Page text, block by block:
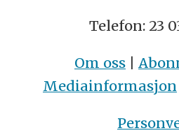
Telefon: 23
Om oss
Mediainformasjon